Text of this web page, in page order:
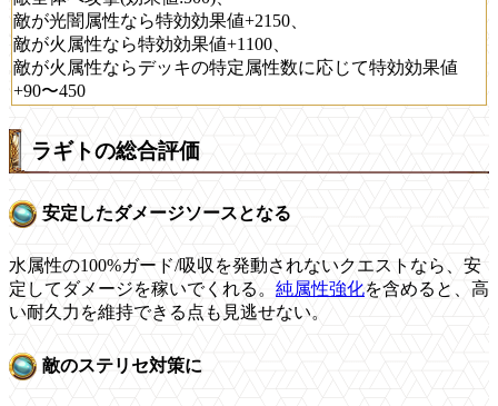
敵が光闇属性なら特効効果値+2150、
敵が火属性なら特効効果値+1100、
敵が火属性ならデッキの特定属性数に応じて特効効果値
+90〜450
ラギトの総合評価
安定したダメージソースとなる
水属性の100%ガード/吸収を発動されないクエストなら、安
定してダメージを稼いでくれる。 純属性強化を含めると、高
い耐久力を維持できる点も見逃せない。
敵のステリセ対策に